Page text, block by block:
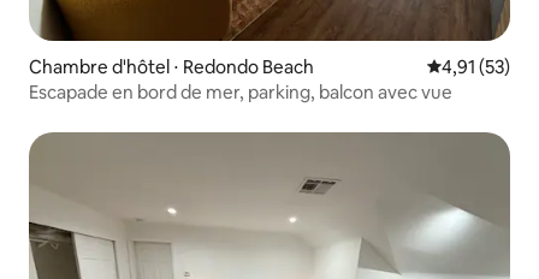
Chambre d'hôtel ⋅ Redondo Beach Évaluation
4,91 (53)
Escapade en bord de mer, parking, balcon avec vue